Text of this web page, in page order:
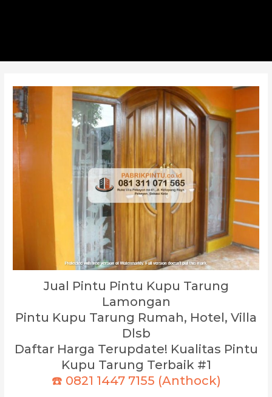
Jual Pintu Pintu Kupu Tarung
Lamongan
Pintu Kupu Tarung Rumah, Hotel, Villa
Dlsb
Daftar Harga Terupdate! Kualitas Pintu
Kupu Tarung Terbaik #1
☎️ 0821 1447 7155 (Anthock)